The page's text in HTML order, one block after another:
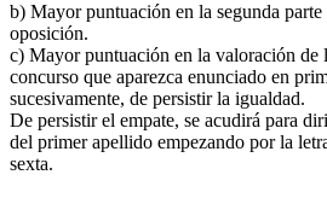
b) Mayor puntuación en la segunda
oposición.
c) Mayor puntuación en la valoración de
concurso que aparezca enunciado en
sucesivamente, de persistir la igualdad.
De persistir el empate, se acudirá para
del primer apellido empezando por la
sexta.